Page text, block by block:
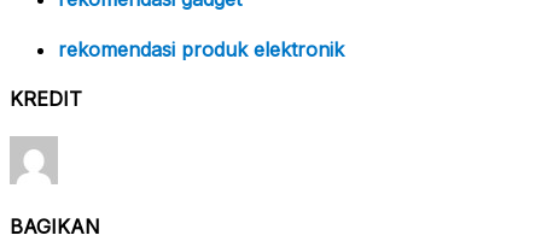
rekomendasi produk elektronik
KREDIT
BAGIKAN